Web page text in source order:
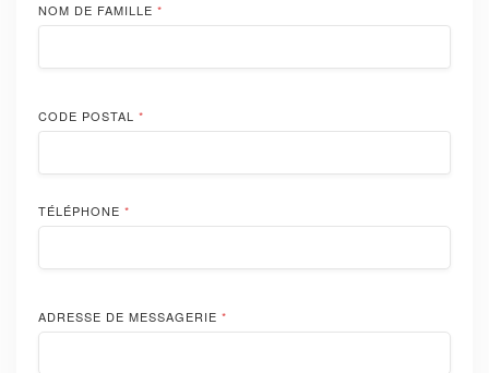
NOM DE FAMILLE *
CODE POSTAL *
TÉLÉPHONE *
ADRESSE DE MESSAGERIE *